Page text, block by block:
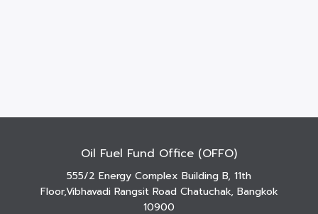
Oil Fuel Fund Office (OFFO)
555/2 Energy Complex Building B, 11th
Floor,Vibhavadi Rangsit Road Chatuchak, Bangkok
10900